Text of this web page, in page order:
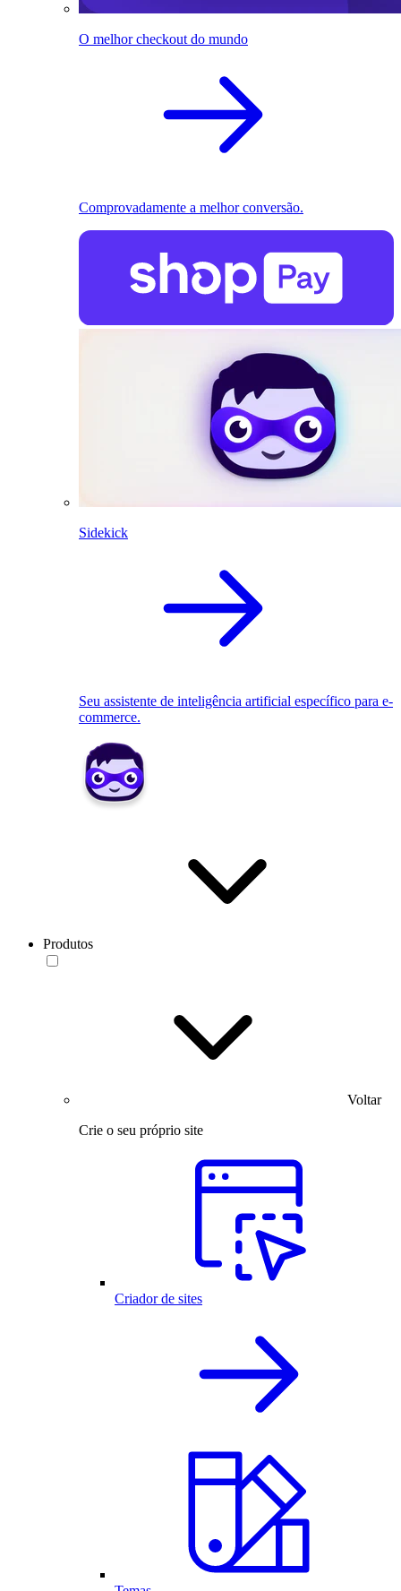
O melhor checkout do mundo
Comprovadamente a melhor conversão.
Sidekick
Seu assistente de inteligência artificial específico para e-
commerce.
Produtos
Voltar
Crie o seu próprio site
Criador de sites